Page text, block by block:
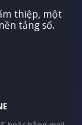
thiệp, một
tảng số.